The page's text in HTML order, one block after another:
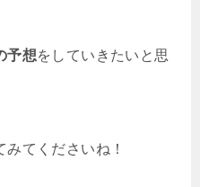
予想をしていきたいと思
てくださいね！